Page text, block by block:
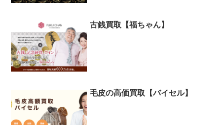
古銭買取【福ちゃん】
毛皮の高価買取【バイセル】